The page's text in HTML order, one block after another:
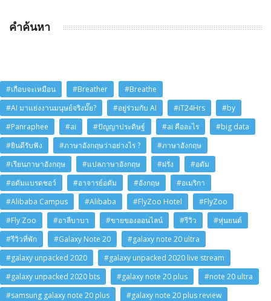
คำค้นหา
#เกือบจะเหมือน #Breather
#Breathe
#AI มาแย่งงานมนุษย์จริงมั๊ย?
#อยู่ร่วมกับ AI #iT24Hrs
#by
#Panraphee
#ai #ปัญญาประดิษฐ์ #ai คืออะไร
#big data
#ยินดีรับฟัง
#ภาษาอังกฤษว่าอย่างไร ?
#ภาษาอังกฤษ
#เรียนภาษาอังกฤษ
#แปลภาษาอังกฤษ #ฝรั่ง
#อดัม
#อดัมแบรดชอว์
#อาจารย์อดัม #อังกฤษ
#อเมริกา
#Alibaba Campus
#Alibaba #FlyZoo Hotel
#FlyZoo
#Fly Zoo
#อาลีบาบา #ขายของออนไลน์ #รีวิว
#หุ่นยนต์
#รีวิวที่พัก
#Galaxy Note 20
#galaxy note 20 ultra
#galaxy unpacked 2020
#galaxy unpacked 2020 live stream
#galaxy unpacked 2020 bts
#galaxy note 20 plus
#note 20 ultra
#samsung galaxy note 20 plus
#galaxy note 20 plus review